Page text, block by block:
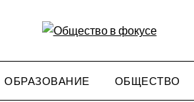
ОБРАЗОВАНИЕ ОБЩЕСТВО